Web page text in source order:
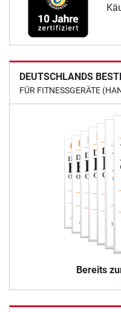
DEUTSCHLANDS
FÜR FITNESSGERÄTE
Bereits